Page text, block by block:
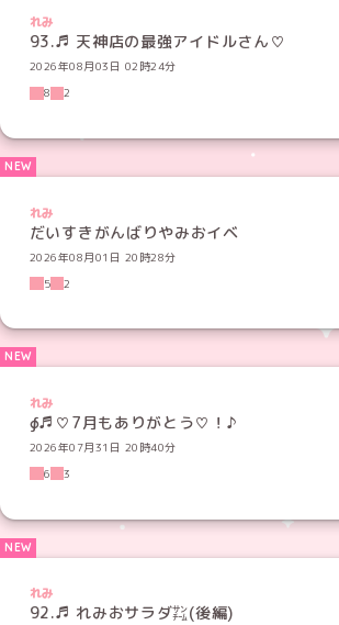
れみ
93.♬ 天神店の最強アイドルさん♡
2026年08月03日 02時24分
8
2
れみ
だいすきがんばりやみおイベ
2026年08月01日 20時28分
5
2
れみ
∮♬♡7月もありがとう♡！♪
2026年07月31日 20時40分
6
3
れみ
92.♬ れみおサラダ㌠(後編)